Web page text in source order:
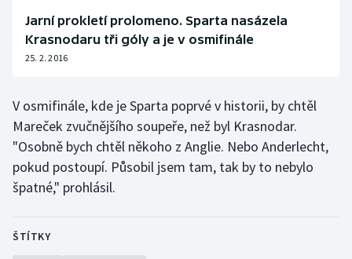
Vodní slalom
Volejbal
Ostatní
Jarní prokletí prolomeno. Sparta nasázela
Krasnodaru tři góly a je v osmifinále
25. 2. 2016
V osmifinále, kde je Sparta poprvé v historii, by chtěl
Mareček zvučnějšího soupeře, než byl Krasnodar.
"Osobně bych chtěl někoho z Anglie. Nebo Anderlecht,
pokud postoupí. Působil jsem tam, tak by to nebylo
špatné," prohlásil.
ŠTÍTKY